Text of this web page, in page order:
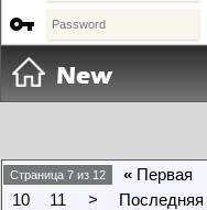

Страница 7 из 12 « Первая
10
11 > Последняя